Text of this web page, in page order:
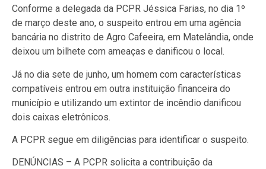
Conforme a delegada da PCPR Jéssica Farias, no dia 1º
de março deste ano, o suspeito entrou em uma agência
bancária no distrito de Agro Cafeeira, em Matelândia, onde
deixou um bilhete com ameaças e danificou o local.
Já no dia sete de junho, um homem com características
compatíveis entrou em outra instituição financeira do
município e utilizando um extintor de incêndio danificou
dois caixas eletrônicos.
A PCPR segue em diligências para identificar o suspeito.
DENÚNCIAS – A PCPR solicita a contribuição da